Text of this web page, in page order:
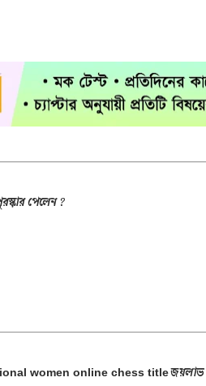
পেলেন ?
women online chess title